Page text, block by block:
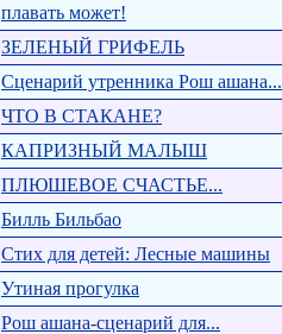
плавать может!
ЗЕЛЕНЫЙ ГРИФЕЛЬ
Сценарий утренника Рош ашана...
ЧТО В СТАКАНЕ?
КАПРИЗНЫЙ МАЛЫШ
ПЛЮШЕВОЕ СЧАСТЬЕ...
Билль Бильбао
Стих для детей: Лесные машины
Утиная прогулка
Рош ашана-сценарий для...